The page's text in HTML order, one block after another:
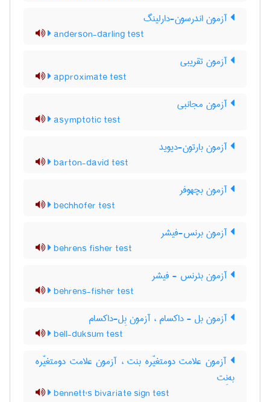
آزمون اندرسون-دارلینگ
anderson-darling test
آزمون تقریبی
approximate test
آزمون مجانبی
asymptotic test
آزمون بارتون-دیوید
barton-david test
آزمون بچهوفر
bechhofer test
آزمون برنس-فیشر
behrens fisher test
آزمون بئرنس - فیشر
behrens-fisher test
آزمون بل - داکسام ، آزمون بِل-داکسام
bell-duksum test
آزمون علامت دومتغیّره بنت ، آزمون علامت دومتغیّره
به‌نِت
bennett's bivariate sign test